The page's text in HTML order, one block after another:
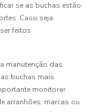
se as buchas estão
Caso seja
feitos
manutenção das
buchas mais
monitorar
arranhões, marcas ou